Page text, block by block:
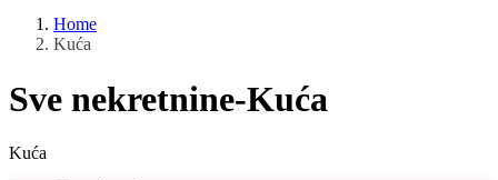
Home
Kuća
Sve nekretnine-Kuća
Kuća